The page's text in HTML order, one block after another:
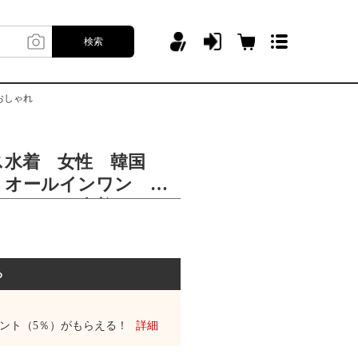
検索
ゃれ
水着 女性 韓国
ールインワン 夏
ト（5％）がもらえる！ 詳細